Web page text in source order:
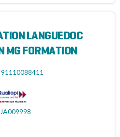
LANGUEDOC
MG FORMATION
91110088411